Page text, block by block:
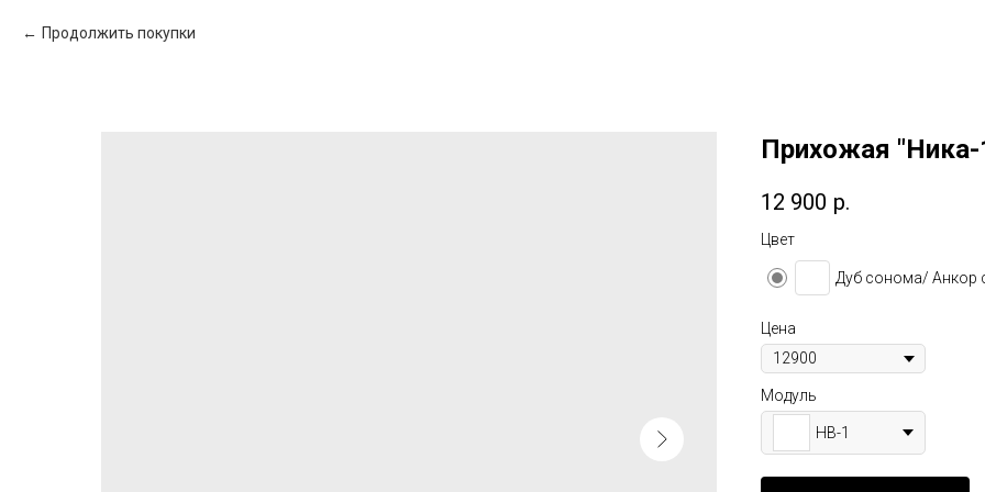
Продолжить покупки
Прихожая "Ника-
12 900 р.
Цвет
Дуб сонома/ Анкор
Цена
Модуль
НВ-1